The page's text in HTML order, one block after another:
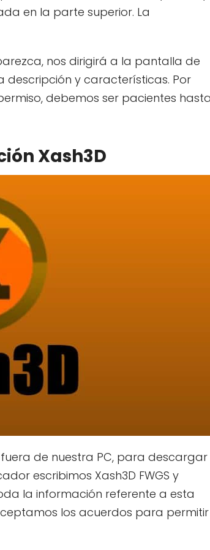
en la parte superior. La
nos dirigirá a la pantalla de
y características. Por
debemos ser pacientes
Xash3D
de nuestra PC, para descargar
escribimos Xash3D FWGS y
la información referente a esta
los acuerdos para